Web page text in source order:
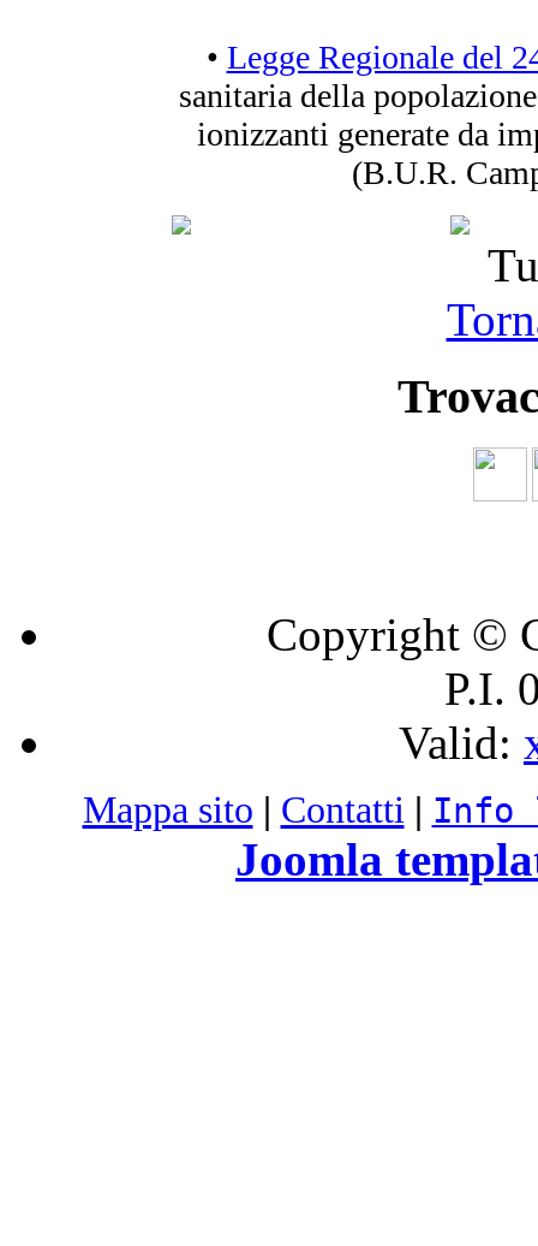
• Legge Regionale del
sanitaria della
ionizzanti generate da
(B.U.R.
Copyright ©
P.I.
Valid:
Mappa sito | Contatti | Info
Joomla